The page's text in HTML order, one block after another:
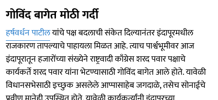
गोविंद बागेत मोठी गर्दी
हर्षवर्धन पाटीलयांचे पक्ष बदलाची संकेत दिल्यानंतर इंदापूरमधील
राजकारण तापल्याचे पाहायला मिळत आहे. त्याच पार्श्वभूमीवर आज
इंदापूरातून हजारोंच्या संख्येने राष्ट्रवादी काँग्रेस शरद पवार पक्षाचे
कार्यकर्ते शरद पवार यांना भेटण्यासाठी गोविंद बागेत आले होते. यावेळी
विधानसभेसाठी इच्छुक असलेले आप्पासाहेब जगदाळे, तसेच सोनाईचे